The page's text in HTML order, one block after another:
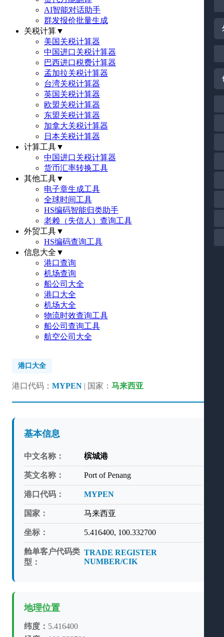
AI智能对话助手
群发报价批量生成
关税计算▼
美国关税计算器
中国进口关税计算器
巴西进口税费计算器
孟加拉关税计算器
台湾关税计算器
英国关税计算器
欧盟关税计算器
东盟关税计算器
加拿大关税计算器
日本关税计算器
计算工具▼
中国进口关税计算器
货币汇率转换工具
其他工具▼
电子章生成工具
全球时间工具
HS编码智能归类助手
老赖（失信人）查询工具
外贸工具▼
HS编码查询工具
信息大全 ▼
港口查询
机场查询
船公司大全
港口大全
机场大全
物流时效查询工具
船公司查询工具
航空公司大全
港口大全
港口代码： MYPEN | 国家： 马来西亚
基本信息
中文名称： 槟城港
英文名称： Port of Penang
港口代码： MYPEN
国家： 马来西亚
坐标： 5.416400, 100.332700
舱单客户代码类
型：
TRADE REGISTER
NUMBER/CIK
地理位置
纬度： 5.416400